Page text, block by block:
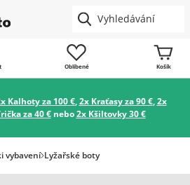
Oblíbené Košík
Kalhoty za 100 €,2x Kraťasy za 90 €,2x
za 40 €nebo2x Kšiltovky 30 €
vybavení Lyžařské boty